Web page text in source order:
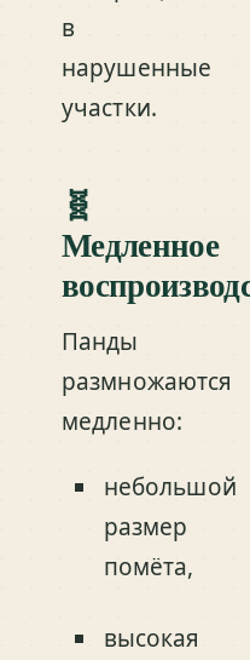
в
нарушенные
участки.
🧬
Медленное
Панды
размножаются
медленно:
небольшой
размер
помёта,
высокая